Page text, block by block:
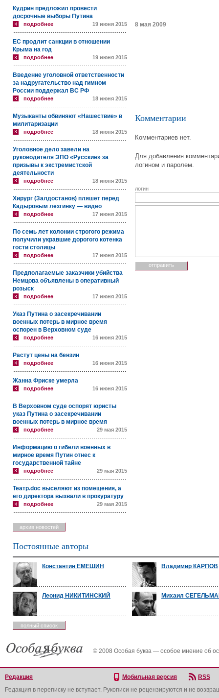
Кудрин предложил провести
досрочные выборы Путина
подробнее 19 июня 2015
ЕС продлит санкции в отношении
Крыма на год
подробнее 19 июня 2015
Введение уголовной ответственности
за надругательство над гимном
России поддержал ВС РФ
подробнее 18 июня 2015
Музыканты обвиняют «Нашествие» в
милитаризации
подробнее 18 июня 2015
Уголовное дело завели на
руководителя ЭПО «Русские» за
призывы к экстремистской
деятельности
подробнее 18 июня 2015
Хирург (Залдостанов) пляшет перед
Кадыровым лезгинку — видео
подробнее 17 июня 2015
По семь лет колонии строгого режима
получили укравшие дорогого котенка
гости столицы
подробнее 17 июня 2015
Предполагаемые заказчики убийства
Немцова объявлены в оперативный
розыск
подробнее 17 июня 2015
Указ Путина о засекречивании
военных потерь в мирное время
оспорен в Верховном суде
подробнее 16 июня 2015
Растут цены на бензин
подробнее 16 июня 2015
Жанна Фриске умерла
подробнее 16 июня 2015
В Верховном суде оспорят юристы
указ Путина о засекречивании
военных потерь в мирное время
подробнее 29 мая 2015
Информацию о гибели военных в
мирное время Путин отнес к
государственной тайне
подробнее 29 мая 2015
Театр.doc выселяют из помещения, а
его директора вызвали в прокуратуру
подробнее 29 мая 2015
архив новостей
8 мая 2009
Комментарии
Комментариев нет.
Для добавления
логином и паролем.
логин
Постоянные авторы
Константин ЕМЕШИН Владимир КАРПОВ
Леонид НИКИТИНСКИЙ Михаил
полный список
© 2008 Особая буква — особое мнение об
Редакция Мобильная версия
RSS
Редакция в переписку не вступает. Рукописи не рецензируются и не